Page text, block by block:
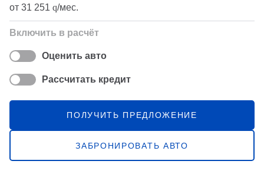
от 31 251 q/мес.
Включить в расчёт
Оценить авто
Рассчитать кредит
ПОЛУЧИТЬ ПРЕДЛОЖЕНИЕ
ЗАБРОНИРОВАТЬ АВТО